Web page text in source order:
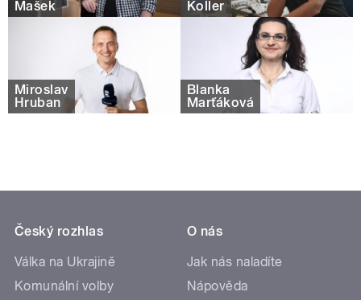
Mašek
Koller
Miroslav
Hruban
Blanka
Marťáková
Český rozhlas
Válka na Ukrajině
Komunální volby
O nás
Jak nás naladíte
Nápověda